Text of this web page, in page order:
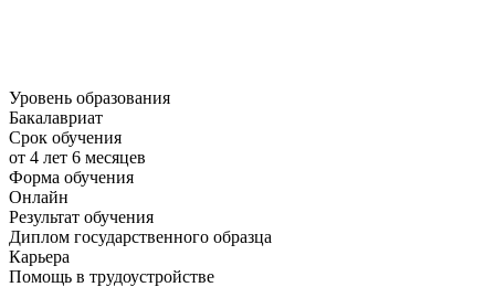
Уровень образования
Бакалавриат
Срок обучения
от 4 лет 6 месяцев
Форма обучения
Онлайн
Результат обучения
Диплом государственного образца
Карьера
Помощь в трудоустройстве